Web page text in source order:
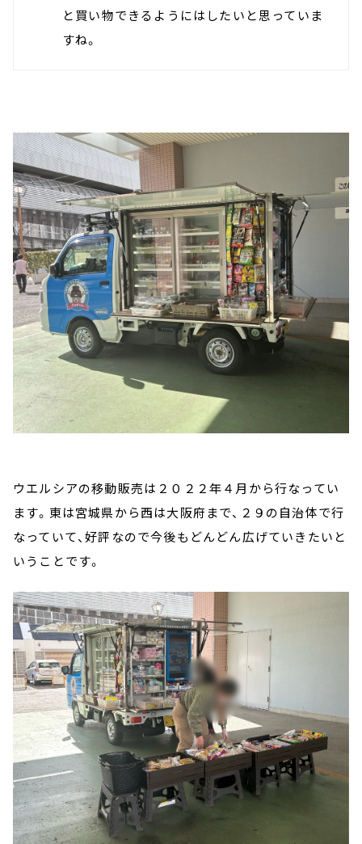
と買い物できるようにはしたいと思っていま
すね。
ウエルシアの移動販売は２０２２年４月から行なってい
ます。東は宮城県から西は大阪府まで、２９の自治体で行
なっていて、好評なので今後もどんどん広げていきたいと
いうことです。